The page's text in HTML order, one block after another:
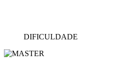
DIFICULDADE